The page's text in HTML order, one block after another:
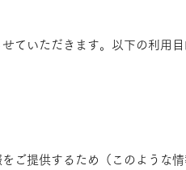
ていただきます。以下の利用目
ご提供するため（このような情